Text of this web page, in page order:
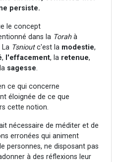
persiste.
le concept
dans la Torahà
La Tsnioutc'est la modestie,
, l'effacement, la retenue,
sagesse.
ce qui concerne
éloignée de ce que
cette notion.
nécessaire de méditer et de
erronées qui animent
personnes, ne disposant pas
à des réflexions leur